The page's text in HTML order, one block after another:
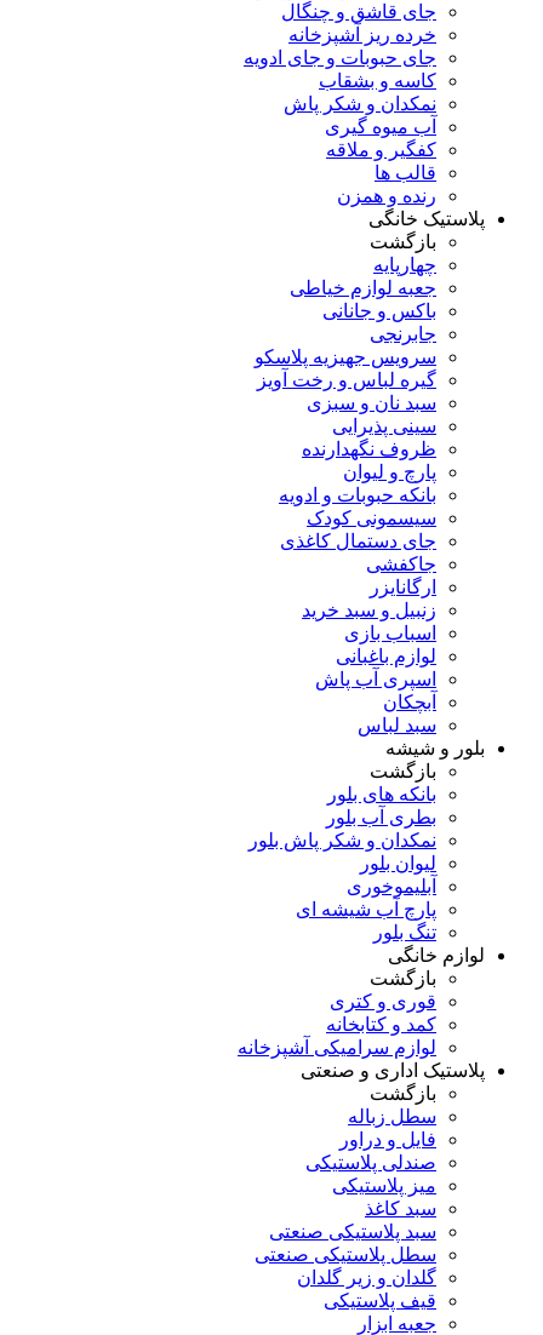
جای قاشق و چنگال
خرده ریز آشپزخانه
جای حبوبات و جای ادویه
کاسه و بشقاب
نمکدان و شکر پاش
آب میوه گیری
کفگیر و ملاقه
قالب ها
رنده و همزن
پلاستیک خانگی
بازگشت
چهارپایه
جعبه لوازم خیاطی
باکس و جانانی
جابرنجی
سرویس جهیزیه پلاسکو
گیره لباس و رخت آویز
سبد نان و سبزی
سینی پذیرایی
ظروف نگهدارنده
پارچ و لیوان
بانکه حبوبات و ادویه
سیسمونی کودک
جای دستمال کاغذی
جاکفشی
ارگانایزر
زنبیل و سبد خرید
اسباب بازی
لوازم باغبانی
اسپری آب پاش
آبچکان
سبد لباس
بلور و شیشه
بازگشت
بانکه های بلور
بطری آب بلور
نمکدان و شکر پاش بلور
لیوان بلور
آبلیموخوری
پارچ آب شیشه ای
تنگ بلور
لوازم خانگی
بازگشت
قوری و کتری
کمد و کتابخانه
لوازم سرامیکی آشپزخانه
پلاستیک اداری و صنعتی
بازگشت
سطل زباله
فایل و دراور
صندلی پلاستیکی
میز پلاستیکی
سبد کاغذ
سبد پلاستیکی صنعتی
سطل پلاستیکی صنعتی
گلدان و زیر گلدان
قیف پلاستیکی
جعبه ابزار